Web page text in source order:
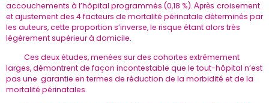
accouchements à l’hôpital programmés (0,18 %). Après croisement
et ajustement des 4 facteurs de mortalité périnatale déterminés par
les auteurs, cette proportion s’inverse, le risque étant alors très
légèrement supérieur à domicile.
Ces deux études, menées sur des cohortes extrêmement
larges, démontrent de façon incontestable que le tout-hôpital n’est
pas une garantie en termes de réduction de la morbidité et de la
mortalité périnatales.